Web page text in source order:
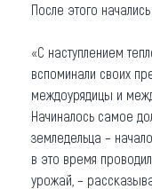
После этого
«С наступлением
вспоминали своих
междоурядицы и
Начиналось самое
земледельца –
в это время
урожай, –